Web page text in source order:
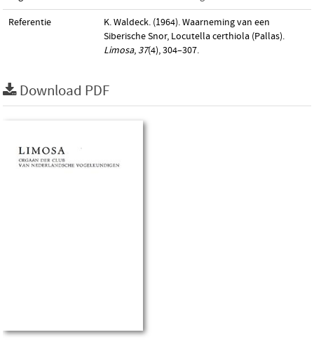
Referentie
K. Waldeck. (1964). Waarneming van een
Siberische Snor, Locutella certhiola (Pallas).
Limosa, 37(4), 304–307.
Download PDF